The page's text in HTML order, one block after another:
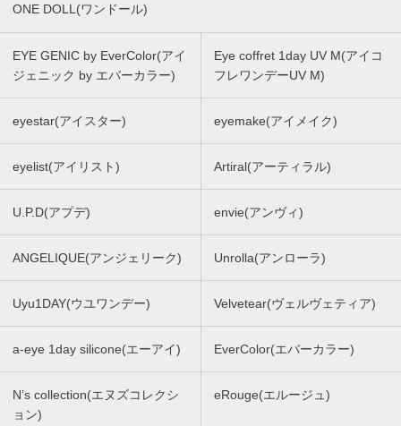
ONE DOLL(ワンドール)
EYE GENIC by EverColor(アイ
ジェニック by エバーカラー)
Eye coffret 1day UV M(アイコ
フレワンデーUV M)
eyestar(アイスター) eyemake(アイメイク)
eyelist(アイリスト) Artiral(アーティラル)
U.P.D(アプデ) envie(アンヴィ)
ANGELIQUE(アンジェリーク) Unrolla(アンローラ)
Uyu1DAY(ウユワンデー) Velvetear(ヴェルヴェティア)
a-eye 1day silicone(エーアイ) EverColor(エバーカラー)
N’s collection(エヌズコレクシ
ョン)
eRouge(エルージュ)